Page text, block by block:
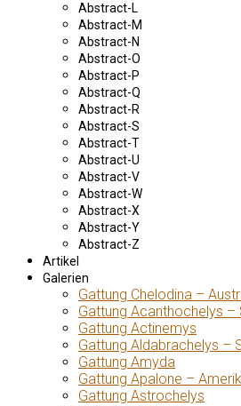
Abstract-L
Abstract-M
Abstract-N
Abstract-O
Abstract-P
Abstract-Q
Abstract-R
Abstract-S
Abstract-T
Abstract-U
Abstract-V
Abstract-W
Abstract-X
Abstract-Y
Abstract-Z
Artikel
Galerien
Gattung Chelodina –
Gattung Acanthochelys
Gattung Actinemys
Gattung Aldabrachelys –
Gattung Amyda
Gattung Apalone –
Gattung Astrochelys